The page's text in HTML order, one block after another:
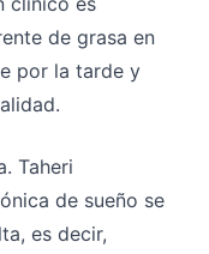
de grasa en
por la tarde y
Taheri
de sueño se
es decir,